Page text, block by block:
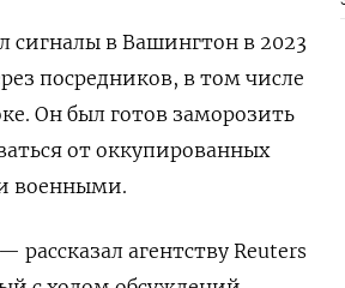
сигналы в Вашингтон в 2023
посредников, в том числе
Он был готов заморозить
от оккупированных
военными.
агентству Reuters